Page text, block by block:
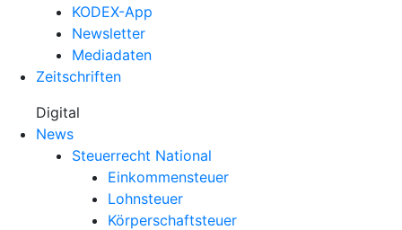
KODEX-App
Newsletter
Mediadaten
Zeitschriften
Digital
News
Steuerrecht National
Einkommensteuer
Lohnsteuer
Körperschaftsteuer